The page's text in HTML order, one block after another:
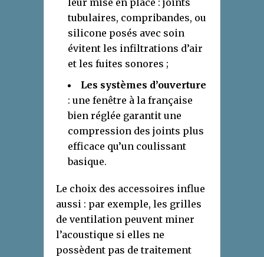
leur mise en place : joints
tubulaires, compribandes, ou
silicone posés avec soin
évitent les infiltrations d’air
et les fuites sonores ;
Les systèmes d’ouverture
: une fenêtre à la française
bien réglée garantit une
compression des joints plus
efficace qu’un coulissant
basique.
Le choix des accessoires influe
aussi : par exemple, les grilles
de ventilation peuvent miner
l’acoustique si elles ne
possèdent pas de traitement